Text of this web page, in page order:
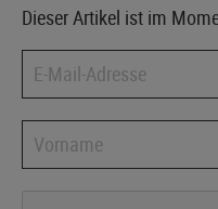
Dieser Artikel ist im